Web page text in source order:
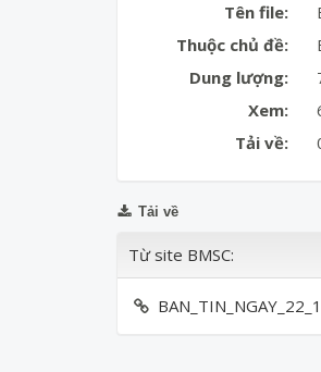
Tên file:
Thuộc chủ đề:
Dung lượng:
Xem:
Tải về:
Tải về
Từ site BMSC: